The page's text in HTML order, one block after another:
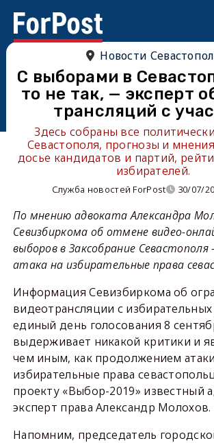
Новости
С выборами в
то не так, — эксперт
трансляций с
Здесь собраны все
Севастополя, прогнозы и
досье кандидатов и партий,
избирателей.
Служба новостей ForPost 30/07/
По мнению адвоката Александра
Севизбиркома об отмене видео-
выборов в Заксобрание
атака на избирательные права
Информация Севизбиркома об
видеотрансляции с избирательных
единый день голосования 8
выдерживает никакой критики и
чем иным, как продолжением
избирательные права
проекту «Выбор-2019» известный
эксперт права Александр Молохов.
Напомним, председатель